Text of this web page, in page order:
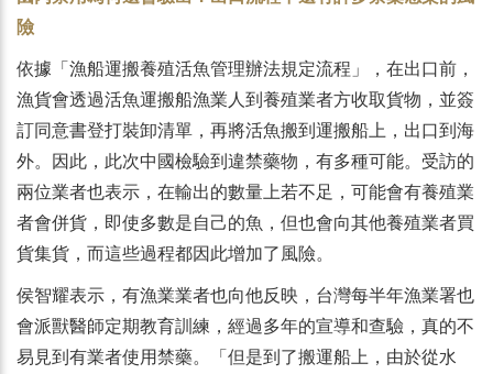
險
依據「漁船運搬養殖活魚管理辦法規定流程」，在出口前，
漁貨會透過活魚運搬船漁業人到養殖業者方收取貨物，並簽
訂同意書登打裝卸清單，再將活魚搬到運搬船上，出口到海
外。因此，此次中國檢驗到違禁藥物，有多種可能。受訪的
兩位業者也表示，在輸出的數量上若不足，可能會有養殖業
者會併貨，即使多數是自己的魚，但也會向其他養殖業者買
貨集貨，而這些過程都因此增加了風險。
侯智耀表示，有漁業業者也向他反映，台灣每半年漁業署也
會派獸醫師定期教育訓練，經過多年的宣導和查驗，真的不
易見到有業者使用禁藥。「但是到了搬運船上，由於從水